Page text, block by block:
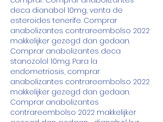
deca dianabol 10mg, venta de
esteroides tenerife. Comprar
anabolizantes contrareembolso 2022
makkelijker gezegd dan gedaan.
Comprar anabolizantes deca
stanozolol 10mg. Para la
endometriosis, comprar
anabolizantes contrareembolso 2022
makkelijker gezegd dan gedaan.
Comprar anabolizantes
contrareembolso 2022 makkelijker